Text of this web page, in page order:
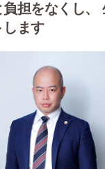
担をなくし、
します